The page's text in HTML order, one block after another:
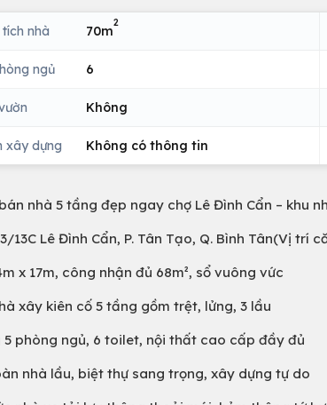
tích nhà 70m
2
ngủ 6
Không
xây dựng Không có thông tin
nhà 5 tầng đẹp ngay chợ Lê Đình Cẩn – khu
13C Lê Đình Cẩn, P. Tân Tạo, Q. Bình Tân(Vị trí
x 17m, công nhận đủ 68m², sổ vuông vức
xây kiên cố 5 tầng gồm trệt, lửng, 3 lầu
5 phòng ngủ, 6 toilet, nội thất cao cấp đầy đủ
nhà lầu, biệt thự sang trọng, xây dựng tự do